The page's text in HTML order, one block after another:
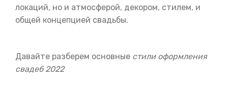
локаций, но и атмосферой, декором, стилем, и
общей концепцией свадьбы.
Давайте разберем основные стили оформления
свадеб 2022